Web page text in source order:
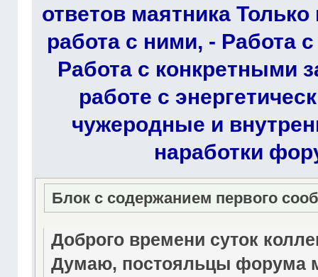
ответов маятника
работа с ними, - Работа
Работа с конкретными
работе с
чужеродные и
наработки
Блок с содержанием первого
Доброго времени суток
Думаю, постояльцы форума